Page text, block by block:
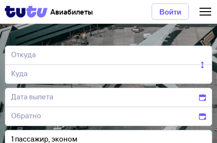
Авиабилеты Войти